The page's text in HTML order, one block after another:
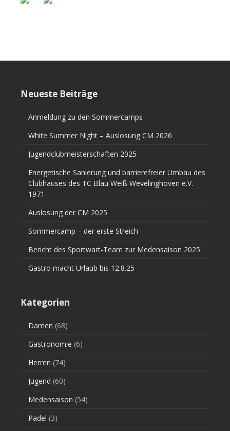
Neueste Beiträge
Anmeldung zu den Sommercamps
White Summer Night – Auslosung CM 2026
Jugendclubmeisterschaften 2025
Energetische Sanierung und barrierefreier Umbau des
Clubhauses des TC Blau Weiß Wevelinghoven e.V.
1971
Auslosung der CM 2025
Sommercamp – der erste Streich
Bericht des Sportwart-Team zur Medensaison 2025
Gastro macht Urlaub bis 12.8.25
Kategorien
Damen (68)
Gastronomie (6)
Herren (74)
Jugend (60)
Medensaison (54)
Padel (3)